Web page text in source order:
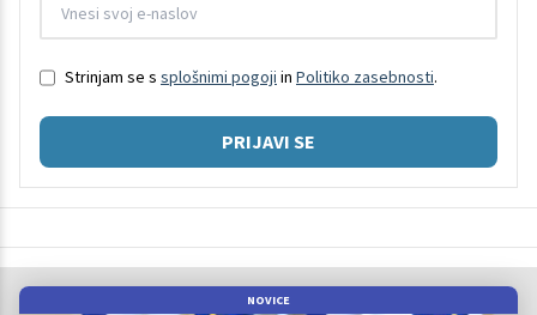
Strinjam se s splošnimi pogoji in Politiko zasebnosti.
PRIJAVI SE
NOVICE